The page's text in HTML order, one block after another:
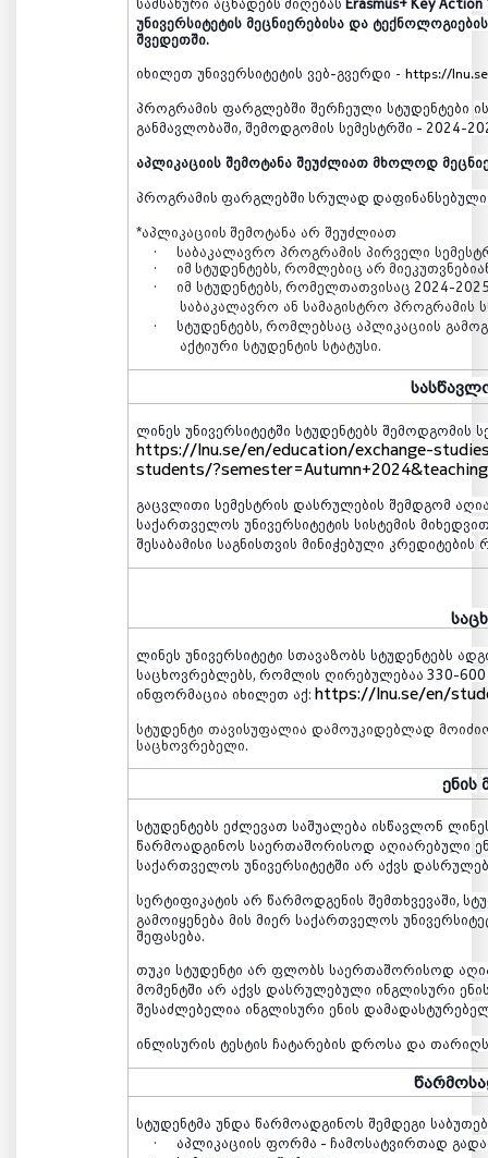
სამსახური აცხადებს მიღებას Erasmus+ Key
უნივერსიტეტის მეცნიერებისა და ტექნოლოგიების
შვედეთში.
იხილეთ უნივერსიტეტის ვებ-გვერდი - https://
პროგრამის ფარგლებში შერჩეული სტუდენტები
განმავლობაში, შემოდგომის სემესტრში - 2024-
აპლიკაციის შემოტანა შეუძლიათ მხოლოდ
პროგრამის ფარგლებში სრულად დაფინანსებული
*აპლიკაციის შემოტანა არ შეუძლიათ
·
საბაკალავრო პროგრამის პირველი
·
იმ სტუდენტებს, რომლებიც არ
·
იმ სტუდენტებს, რომელთათვისაც 202 4-202
საბაკალავრო ან სამაგისტრო პროგრამის
·
სტუდენტებს, რომლებსაც აპლიკაციის
აქტიური სტუდენტის სტატუსი.
ლინეს უნივერსიტეტში სტუდენტებს შემოდგომის
https://lnu.se/en/education/exchange-
students/
გაცვლითი სემესტრის დასრულების შემდგომ
საქართველოს უნივერსიტეტის სისტემის
შესაბამისი საგნისთვის მინიჭებული კრედიტების
ლინეს უნივერსიტეტი სთავაზობს სტუდენტებს
საცხოვრებლებს, რომლის ღირებულებაა 330-
ინფორმაცია იხილეთ აქ : https://lnu.se/en/
სტუდენტი თავისუფალია დამოუკიდებლად
საცხოვრებელი.
ენის
სტუდენტებს ეძლევათ საშუალება ისწავლონ
წარმოადგინოს საერთაშორისოდ აღიარებული
საქართველოს უნივერსიტეტში არ აქვს
სერტიფიკატის არ წარმოდგენის შემთხვევაში,
გამოიყენება მის მიერ საქართველოს
შეფასება.
თუკი სტუდენტი არ ფლობს საერთაშორისოდ
მომენტში არ აქვს დასრულებული ინგლისური
შესაძლებელია ინგლისური ენის
ინლისურის ტესტის ჩატარების დროსა და
სტუდენტმა უნდა წარმოადგინოს შემდეგი
·
აპლიკაციის ფორმა -ჩამოსატვირთად